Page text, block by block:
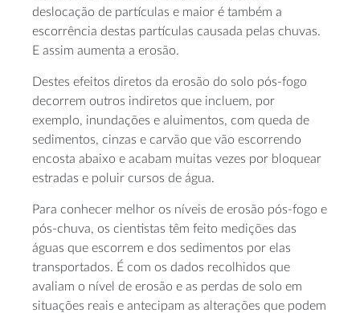
deslocação de partículas e maior é também a
escorrência destas partículas causada pelas chuvas.
E assim aumenta a erosão.
Destes efeitos diretos da erosão do solo pós-fogo
decorrem outros indiretos que incluem, por
exemplo, inundações e aluimentos, com queda de
sedimentos, cinzas e carvão que vão escorrendo
encosta abaixo e acabam muitas vezes por bloquear
estradas e poluir cursos de água.
Para conhecer melhor os níveis de erosão pós-fogo e
pós-chuva, os cientistas têm feito medições das
águas que escorrem e dos sedimentos por elas
transportados. É com os dados recolhidos que
avaliam o nível de erosão e as perdas de solo em
situações reais e antecipam as alterações que podem